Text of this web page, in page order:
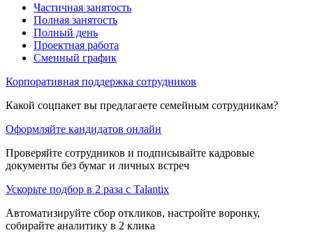
Частичная занятость
Полная занятость
Полный день
Проектная работа
Сменный график
Корпоративная поддержка сотрудников
Какой соцпакет вы предлагаете семейным сотрудникам?
Оформляйте кандидатов онлайн
Проверяйте сотрудников и подписывайте кадровые
документы без бумаг и личных встреч
Ускорьте подбор в 2 раза с Talantix
Автоматизируйте сбор откликов, настройте воронку,
собирайте аналитику в 2 клика